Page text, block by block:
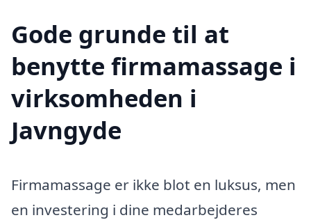
Gode grunde til at
benytte firmamassage i
virksomheden i
Javngyde
Firmamassage er ikke blot en luksus, men
en investering i dine medarbejderes